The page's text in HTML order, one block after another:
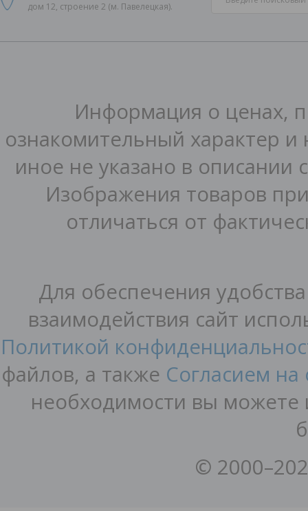
дом 12, строение 2 (м. Павелецкая).
Информация о ценах,
ознакомительный характер
иное не указано в описании
Изображения товаров
отличаться от
Для обеспечения
взаимодействия сайт
Политикой
файлов, а также Согласием
необходимости вы можете
©